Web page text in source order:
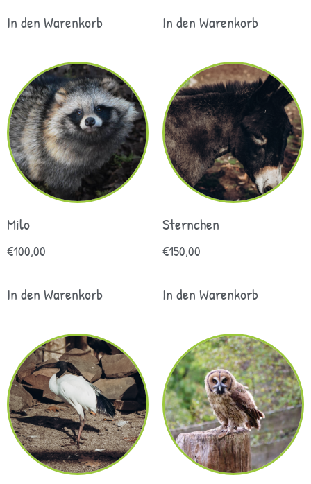
In den Warenkorb In den Warenkorb
Milo
€100,00
In den Warenkorb
Sternchen
€150,00
In den Warenkorb